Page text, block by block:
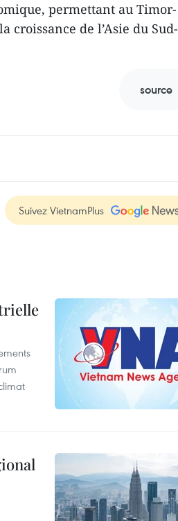
permettant au Timor-
croissance de l’Asie du Sud-
source
Suivez VietnamPlus